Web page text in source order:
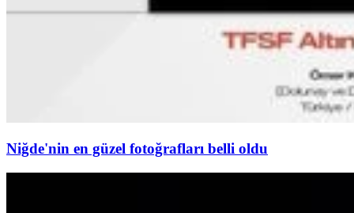
Niğde'nin en güzel fotoğrafları belli oldu